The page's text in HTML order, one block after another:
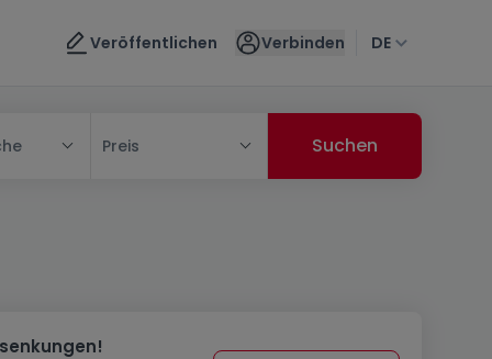
Veröffentlichen Verbinden DE
Preis